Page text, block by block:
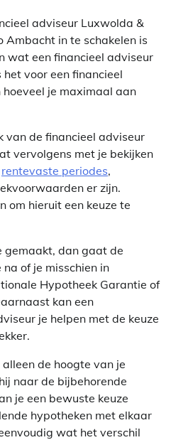
adviseur Luxwolda &
Ambacht in te schakelen is
wat een financieel adviseur
voor een financieel
je maximaal aan
van de financieel adviseur
vervolgens met je bekijken
rentevaste periodes,
er zijn.
om hieruit een keuze te
gemaakt, dan gaat de
of je misschien in
Hypotheek Garantie of
kan een
je helpen met de keuze
de hoogte van je
naar de bijbehorende
je een bewuste keuze
hypotheken met elkaar
wat het verschil